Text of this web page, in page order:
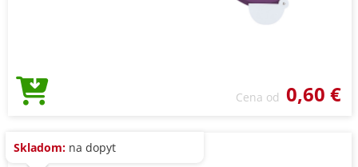
Cena od 0,60 €
Skladom: na dopyt